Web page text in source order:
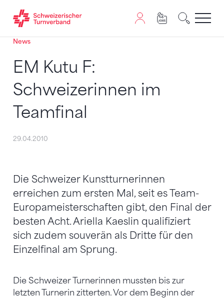
Zum Inhalt springen
Zur Sitemap navigieren
Zum Navigieren dieser Seite wird JavaScript benötigt.
News
EM Kutu F:
Schweizerinnen im
Teamfinal
29.04.2010
Die Schweizer Kunstturnerinnen
erreichen zum ersten Mal, seit es Team-
Europameisterschaften gibt, den Final der
besten Acht. Ariella Kaeslin qualifiziert
sich zudem souverän als Dritte für den
Einzelfinal am Sprung.
Die Schweizer Turnerinnen mussten bis zur
letzten Turnerin zitterten. Vor dem Beginn der